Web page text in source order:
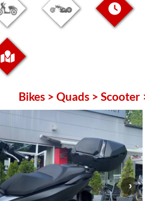
Bikes > Quads > Scooter